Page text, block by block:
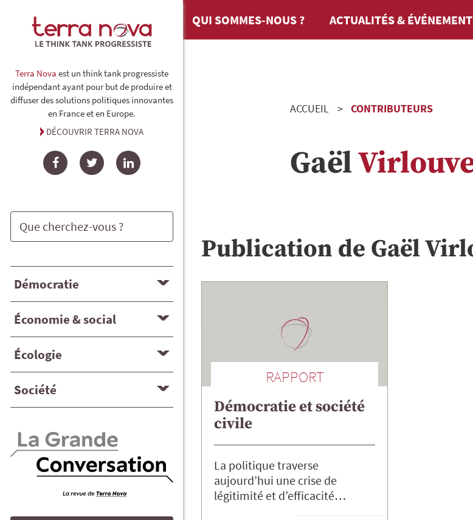
Terra Nova est un think tank progressiste
indépendant ayant pour but de produire et
diffuser des solutions politiques innovantes
en France et en Europe.
DÉCOUVRIR TERRA NOVA
FacebookTwitterLinkedIn
Démocratie
Économie & social
Écologie
Société
QUI SOMMES-NOUS ? ACTUALITÉS &
ACCUEIL CONTRIBUTEURS
Gaël
Publication de Gaël
RAPPORT
Démocratie et société
civile
La politique traverse
aujourd’hui une crise de
légitimité et d’efficacité…